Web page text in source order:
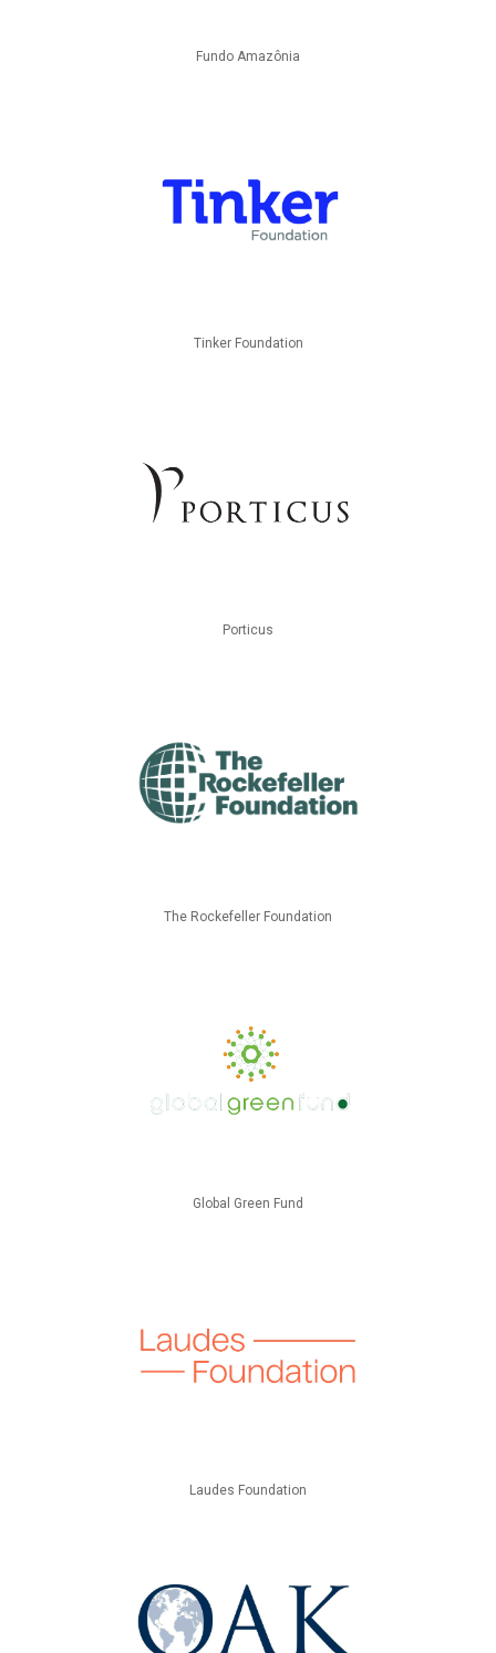
Fundo Amazônia
Tinker Foundation
Porticus
The Rockefeller Foundation
Global Green Fund
Laudes Foundation